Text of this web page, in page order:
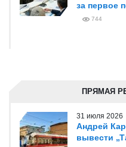
за первое
744
ПРЯМАЯ
31 июля 2026
Андрей
вывести